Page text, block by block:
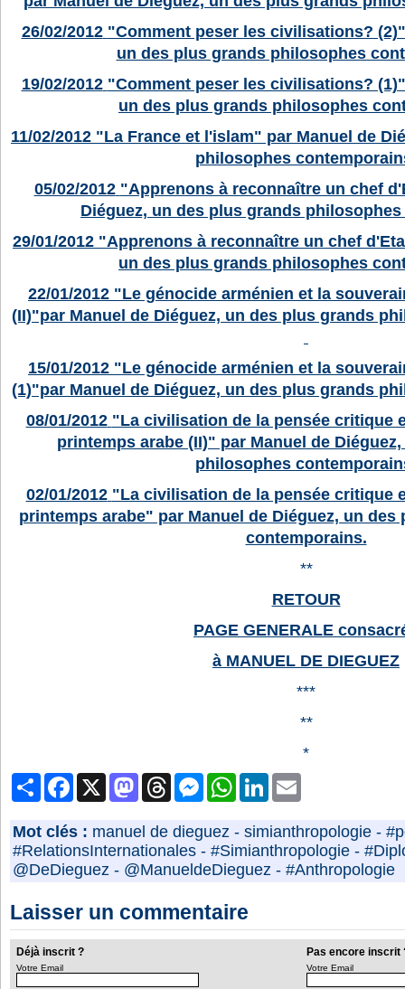
26/02/2012 "Comment peser les civilisations?
un des plus grands philosophes
19/02/2012 "Comment peser les civilisations?
un des plus grands philosophes
11/02/2012 "La France et l'islam" par Manuel de
philosophes
05/02/2012 "Apprenons à reconnaître un chef
Diéguez, un des plus grands
29/01/2012 "Apprenons à reconnaître un chef
un des plus grands philosophes
22/01/2012 "Le génocide arménien et la
(II)"par Manuel de Diéguez, un des plus grands
15/01/2012 "Le génocide arménien et la
(1)"par Manuel de Diéguez, un des plus grands
08/01/2012 "La civilisation de la pensée critique
printemps arabe (II)" par Manuel de
philosophes
02/01/2012 "La civilisation de la pensée critique
printemps arabe" par Manuel de Diéguez, un
contemporains.
**
RETOUR
PAGE GENERALE
à MANUEL DE DIEGUEZ
***
**
*
PartagerFacebook MastodonThreads MessengerWhatsAppLinkedIn
Mot clés : manuel de dieguez - simianthropologie -
#RelationsInternationales - #Simianthropologie -
@DeDieguez - @ManueldeDieguez - #Anthropologie
Laisser un commentaire
Déjà inscrit ? Pas encore inscrit
Votre Email Votre Email